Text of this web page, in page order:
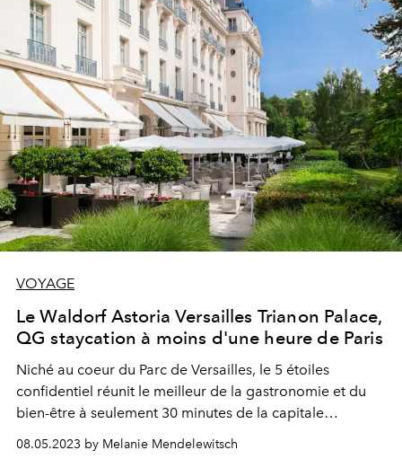
VOYAGE
Le Waldorf Astoria Versailles Trianon Palace,
QG staycation à moins d'une heure de Paris
Niché au coeur du Parc de Versailles, le 5 étoiles
confidentiel réunit le meilleur de la gastronomie et du
bien-être à seulement 30 minutes de la capitale
Parisienne.
08.05.2023 by Melanie Mendelewitsch